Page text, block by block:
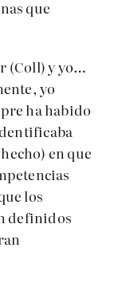
que
(Coll) y yo…
yo
ha habido
en que
los
definidos